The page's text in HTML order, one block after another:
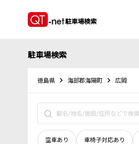
駐車場検索
駐車場検索
徳島県 海部郡海陽町 広岡
空車あり 車椅子対応あり